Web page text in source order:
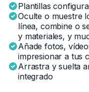
Plantillas
Oculte o muestre
línea, combine o
y materiales, y
Añade fotos,
impresionar a tus
Arrastra y suelta
integrado